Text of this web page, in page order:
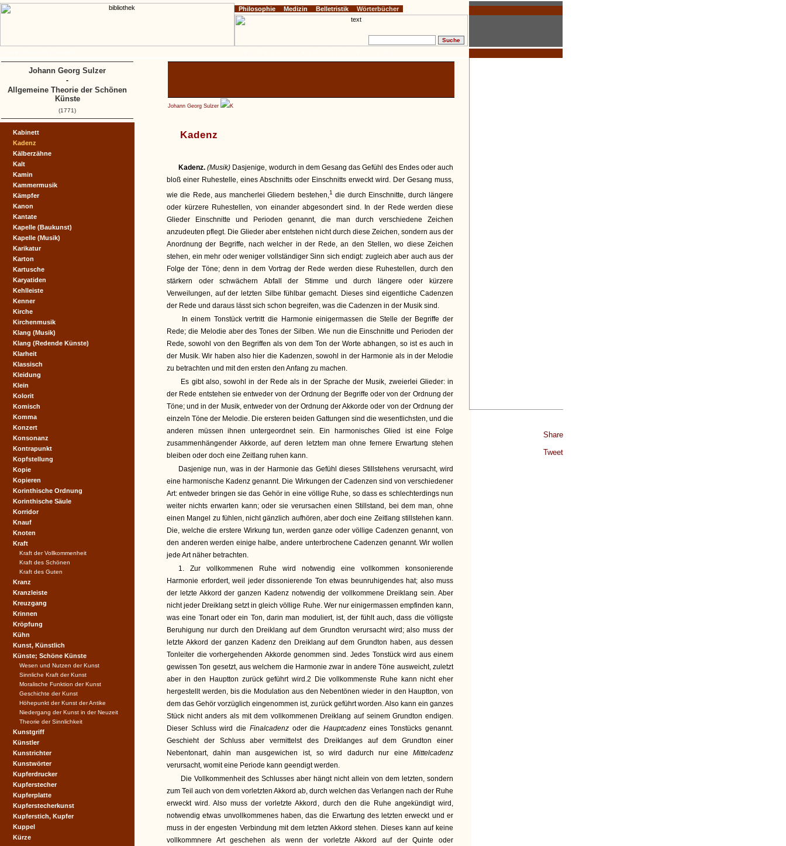
Share
Tweet
Johann Georg Sulzer K
Kadenz
Kadenz.(Musik) Dasjenige, wodurch in dem Gesang das Gefühl des Endes oder auch
bloß einer Ruhestelle, eines Abschnitts oder Einschnitts erweckt wird. Der Gesang muss,
wie die Rede, aus mancherlei Gliedern bestehen,1 die durch Einschnitte, durch längere
oder kürzere Ruhestellen, von einander abgesondert sind. In der Rede werden diese
Glieder Einschnitte und Perioden genannt, die man durch verschiedene Zeichen
anzudeuten pflegt. Die Glieder aber entstehen nicht durch diese Zeichen, sondern aus der
Anordnung der Begriffe, nach welcher in der Rede, an den Stellen, wo diese Zeichen
stehen, ein mehr oder weniger vollständiger Sinn sich endigt: zugleich aber auch aus der
Folge der Töne; denn in dem Vortrag der Rede werden diese Ruhestellen, durch den
stärkern oder schwächern Abfall der Stimme und durch längere oder kürzere
Verweilungen, auf der letzten Silbe fühlbar gemacht. Dieses sind eigentliche Cadenzen
der Rede und daraus lässt sich schon begreifen, was die Cadenzen in der Musik sind.
In einem Tonstück vertritt die Harmonie einigermassen die Stelle der Begriffe der
Rede; die Melodie aber des Tones der Silben. Wie nun die Einschnitte und Perioden der
Rede, sowohl von den Begriffen als von dem Ton der Worte abhangen, so ist es auch in
der Musik. Wir haben also hier die Kadenzen, sowohl in der Harmonie als in der Melodie
zu betrachten und mit den ersten den Anfang zu machen.
Es gibt also, sowohl in der Rede als in der Sprache der Musik, zweierlei Glieder: in
der Rede entstehen sie entweder von der Ordnung der Begriffe oder von der Ordnung der
Töne; und in der Musik, entweder von der Ordnung der Akkorde oder von der Ordnung der
einzeln Töne der Melodie. Die ersteren beiden Gattungen sind die wesentlichsten, und die
anderen müssen ihnen untergeordnet sein. Ein harmonisches Glied ist eine Folge
zusammenhängender Akkorde, auf deren letztem man ohne fernere Erwartung stehen
bleiben oder doch eine Zeitlang ruhen kann.
Dasjenige nun, was in der Harmonie das Gefühl dieses Stillstehens verursacht, wird
eine harmonische Kadenz genannt. Die Wirkungen der Cadenzen sind von verschiedener
Art: entweder bringen sie das Gehör in eine völlige Ruhe, so dass es schlechterdings nun
weiter nichts erwarten kann; oder sie verursachen einen Stillstand, bei dem man, ohne
einen Mangel zu fühlen, nicht gänzlich aufhören, aber doch eine Zeitlang stillstehen kann.
Die, welche die erstere Wirkung tun, werden ganze oder völlige Cadenzen genannt, von
den anderen werden einige halbe, andere unterbrochene Cadenzen genannt. Wir wollen
jede Art näher betrachten.
1. Zur vollkommenen Ruhe wird notwendig eine vollkommen konsonierende
Harmonie erfordert, weil jeder dissonierende Ton etwas beunruhigendes hat; also muss
der letzte Akkord der ganzen Kadenz notwendig der vollkommene Dreiklang sein. Aber
nicht jeder Dreiklang setzt in gleich völlige Ruhe. Wer nur einigermassen empfinden kann,
was eine Tonart oder ein Ton, darin man moduliert, ist, der fühlt auch, dass die völligste
Beruhigung nur durch den Dreiklang auf dem Grundton verursacht wird; also muss der
letzte Akkord der ganzen Kadenz den Dreiklang auf dem Grundton haben, aus dessen
Tonleiter die vorhergehenden Akkorde genommen sind. Jedes Tonstück wird aus einem
gewissen Ton gesetzt, aus welchem die Harmonie zwar in andere Töne ausweicht, zuletzt
aber in den Hauptton zurück geführt wird.2 Die vollkommenste Ruhe kann nicht eher
hergestellt werden, bis die Modulation aus den Nebentönen wieder in den Hauptton, von
dem das Gehör vorzüglich eingenommen ist, zurück geführt worden. Also kann ein ganzes
Stück nicht anders als mit dem vollkommenen Dreiklang auf seinem Grundton endigen.
Dieser Schluss wird die Finalcadenzoder die Hauptcadenz eines Tonstücks genannt.
Geschieht der Schluss aber vermittelst des Dreiklanges auf dem Grundton einer
Nebentonart, dahin man ausgewichen ist, so wird dadurch nur eine Mittelcadenz
verursacht, womit eine Periode kann geendigt werden.
Die Vollkommenheit des Schlusses aber hängt nicht allein von dem letzten, sondern
zum Teil auch von dem vorletzten Akkord ab, durch welchen das Verlangen nach der Ruhe
erweckt wird. Also muss der vorletzte Akkord, durch den die Ruhe angekündigt wird,
notwendig etwas unvollkommenes haben, das die Erwartung des letzten erweckt und er
muss in der engesten Verbindung mit dem letzten Akkord stehen. Dieses kann auf keine
vollkommnere Art geschehen als wenn der vorletzte Akkord auf der Quinte oder
Kabinett
Kadenz
Kälberzähne
Kalt
Kamin
Kammermusik
Kämpfer
Kanon
Kantate
Kapelle (Baukunst)
Kapelle (Musik)
Karikatur
Karton
Kartusche
Karyatiden
Kehlleiste
Kenner
Kirche
Kirchenmusik
Klang (Musik)
Klang (Redende Künste)
Klarheit
Klassisch
Kleidung
Klein
Kolorit
Komisch
Komma
Konzert
Konsonanz
Kontrapunkt
Kopfstellung
Kopie
Kopieren
Korinthische Ordnung
Korinthische Säule
Korridor
Knauf
Knoten
Kraft
Kraft der Vollkommenheit
Kraft des Schönen
Kraft des Guten
Kranz
Kranzleiste
Kreuzgang
Krinnen
Kröpfung
Kühn
Kunst, Künstlich
Künste; Schöne Künste
Wesen und Nutzen der Kunst
Sinnliche Kraft der Kunst
Moralische Funktion der Kunst
Geschichte der Kunst
Höhepunkt der Kunst der Antike
Niedergang der Kunst in der Neuzeit
Theorie der Sinnlichkeit
Kunstgriff
Künstler
Kunstrichter
Kunstwörter
Kupferdrucker
Kupferstecher
Kupferplatte
Kupferstecherkunst
Kupferstich, Kupfer
Kuppel
Kürze
Philosophie Medizin Belletristik Wörterbücher
Johann Georg Sulzer
-
Allgemeine Theorie der Schönen
Künste
(1771)